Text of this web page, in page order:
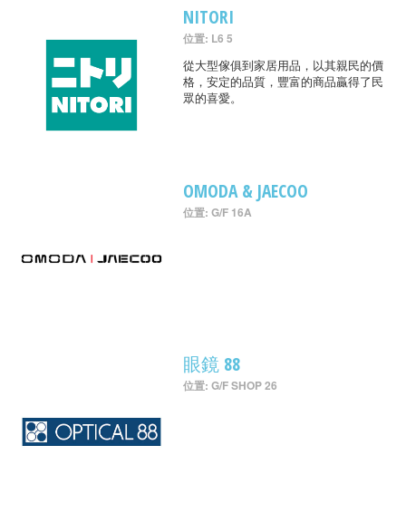
NITORI
位置: L6 5
從大型傢俱到家居用品，以其親民的價
格，安定的品質，豐富的商品贏得了民
眾的喜愛。
OMODA & JAECOO
位置: G/F 16A
眼鏡 88
位置: G/F SHOP 26